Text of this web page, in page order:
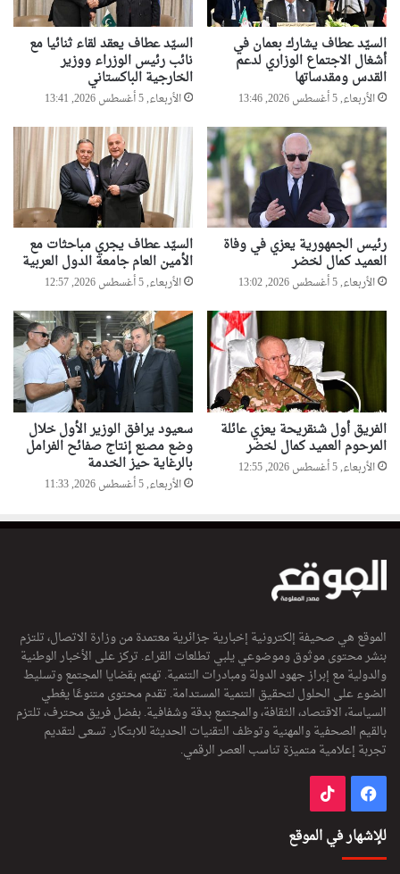
ا
ل
ع
ر
ب
ي
ة
السيّد عطاف يشارك بعمان في
أشغال الاجتماع الوزاري لدعم
القدس ومقدساتها
الأربعاء, 5 أغسطس 2026, 13:46
السيّد عطاف يعقد لقاء ثنائيا مع
نائب رئيس الوزراء ووزير
الخارجية الباكستاني
الأربعاء, 5 أغسطس 2026, 13:41
رئيس الجمهورية يعزي في وفاة
العميد كمال لخضر
الأربعاء, 5 أغسطس 2026, 13:02
السيّد عطاف يجري مباحثات مع
الأمين العام جامعة الدول العربية
الأربعاء, 5 أغسطس 2026, 12:57
الفريق أول شنقريحة يعزي عائلة
المرحوم العميد كمال لخضر
الأربعاء, 5 أغسطس 2026, 12:55
سعيود يرافق الوزير الأول خلال
وضع مصنع إنتاج صفائح الفرامل
بالرغاية حيز الخدمة
الأربعاء, 5 أغسطس 2026, 11:33
الموقع هي صحيفة إلكترونية إخبارية جزائرية معتمدة من وزارة الاتصال، تلتزم
بنشر محتوى موثوق وموضوعي يلبي تطلعات القراء. تركز على الأخبار الوطنية
والدولية مع إبراز جهود الدولة ومبادرات التنمية. تهتم بقضايا المجتمع وتسليط
الضوء على الحلول لتحقيق التنمية المستدامة. تقدم محتوى متنوعًا يغطي
السياسة، الاقتصاد، الثقافة، والمجتمع بدقة وشفافية. بفضل فريق محترف، تلتزم
بالقيم الصحفية والمهنية وتوظف التقنيات الحديثة للابتكار. تسعى لتقديم
تجربة إعلامية متميزة تناسب العصر الرقمي.
فيسبوك
للإشهار في الموقع